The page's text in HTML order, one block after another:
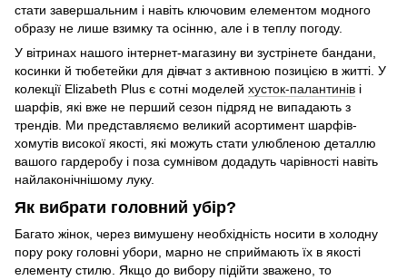
стати завершальним і навіть ключовим елементом модного
образу не лише взимку та осінню, але і в теплу погоду.
У вітринах нашого інтернет-магазину ви зустрінете бандани,
косинки й тюбетейки для дівчат з активною позицією в житті. У
колекції Elizabeth Plus є сотні моделей хусток-палантинів і
шарфів, які вже не перший сезон підряд не випадають з
трендів. Ми представляємо великий асортимент шарфів-
хомутів високої якості, які можуть стати улюбленою деталлю
вашого гардеробу і поза сумнівом додадуть чарівності навіть
найлаконічнішому луку.
Як вибрати головний убір?
Багато жінок, через вимушену необхідність носити в холодну
пору року головні убори, марно не сприймають їх в якості
елементу стилю. Якщо до вибору підійти зважено, то